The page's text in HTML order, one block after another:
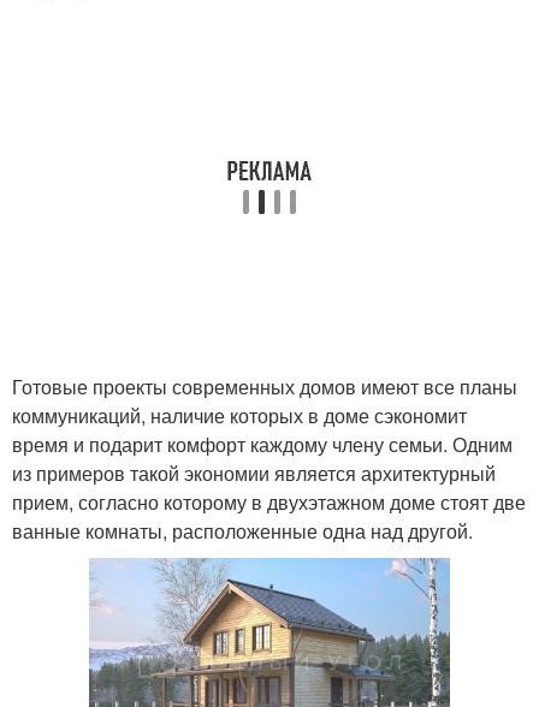
Готовые проекты современных домов имеют все планы
коммуникаций, наличие которых в доме сэкономит
время и подарит комфорт каждому члену семьи. Одним
из примеров такой экономии является архитектурный
прием, согласно которому в двухэтажном доме стоят две
ванные комнаты, расположенные одна над другой.